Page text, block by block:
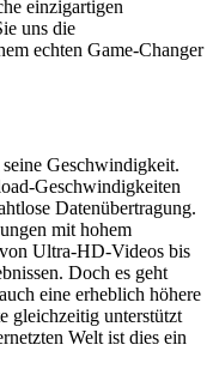
einzigartigen
uns die
echten Game-Changer
Geschwindigkeit.
Geschwindigkeiten
Datenübertragung.
mit hohem
Ultra-HD-Videos bis
Doch es geht
eine erheblich höhere
gleichzeitig unterstützt
Welt ist dies ein